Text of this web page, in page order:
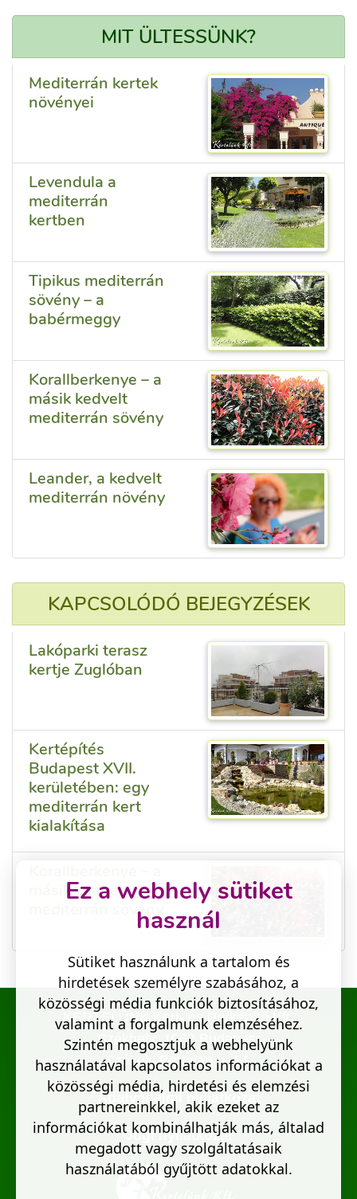
MIT ÜLTESSÜNK?
Mediterrán kertek
növényei
Levendula a
mediterrán
kertben
Tipikus mediterrán
sövény – a
babérmeggy
Korallberkenye – a
másik kedvelt
mediterrán sövény
Leander, a kedvelt
mediterrán növény
KAPCSOLÓDÓ BEJEGYZÉSEK
Lakóparki terasz
kertje Zuglóban
Kertépítés
Budapest XVII.
kerületében: egy
mediterrán kert
kialakítása
másik kedvelt
mediterrán sövény
KERTELÜNK Kert- és Parképítő Kft.
Székhely: 1062 Budapest
Székely Bertalan u. 14.
Adatvédelmi nyilatkozat
Jogi nyilatkozat
Ez a webhely sütiket
használ
Sütiket használunk a tartalom és
hirdetések személyre szabásához, a
közösségi média funkciók biztosításához,
valamint a forgalmunk elemzéséhez.
Szintén megosztjuk a webhelyünk
használatával kapcsolatos információkat a
közösségi média, hirdetési és elemzési
partnereinkkel, akik ezeket az
információkat kombinálhatják más, általad
megadott vagy szolgáltatásaik
használatából gyűjtött adatokkal.